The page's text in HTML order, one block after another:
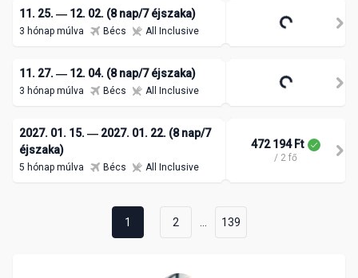
11. 25. ― 12. 02. (8 nap/7 éjszaka)
3 hónap múlva Bécs All Inclusive
472 233 Ft
/ 2 fő
11. 27. ― 12. 04. (8 nap/7 éjszaka)
3 hónap múlva Bécs All Inclusive
463 936 Ft
/ 2 fő
2027. 01. 15. ― 2027. 01. 22. (8 nap/7
éjszaka)
5 hónap múlva Bécs All Inclusive
472 194 Ft
/ 2 fő
1 2 139